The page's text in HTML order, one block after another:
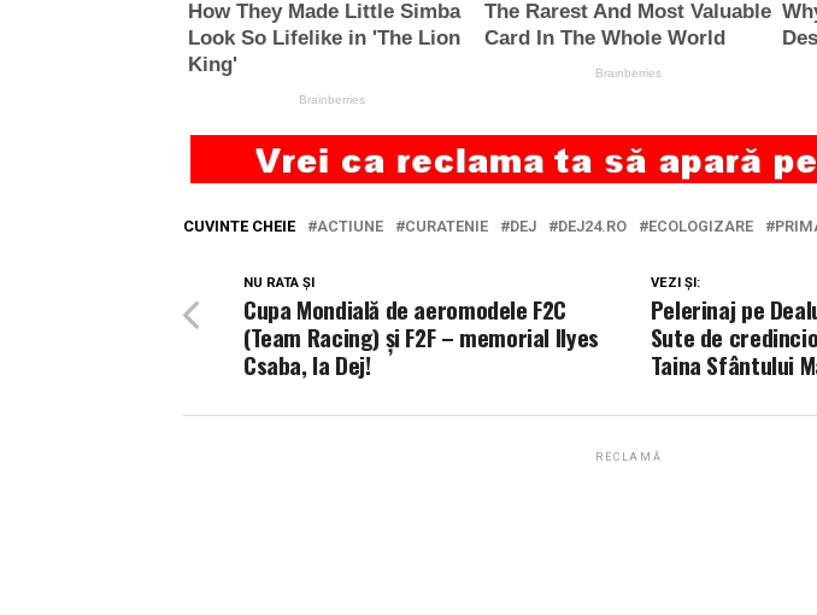
CUVINTE CHEIE ACTIUNE CURATENIE DEJ DEJ24.RO ECOLOGIZARE
VEZI ȘI:
Pelerinaj pe
Sute de
Taina Sfântului
NU RATA ȘI
Cupa Mondială de aeromodele F2C
(Team Racing) și F2F – memorial Ilyes
Csaba, la Dej!
RECLAMĂ